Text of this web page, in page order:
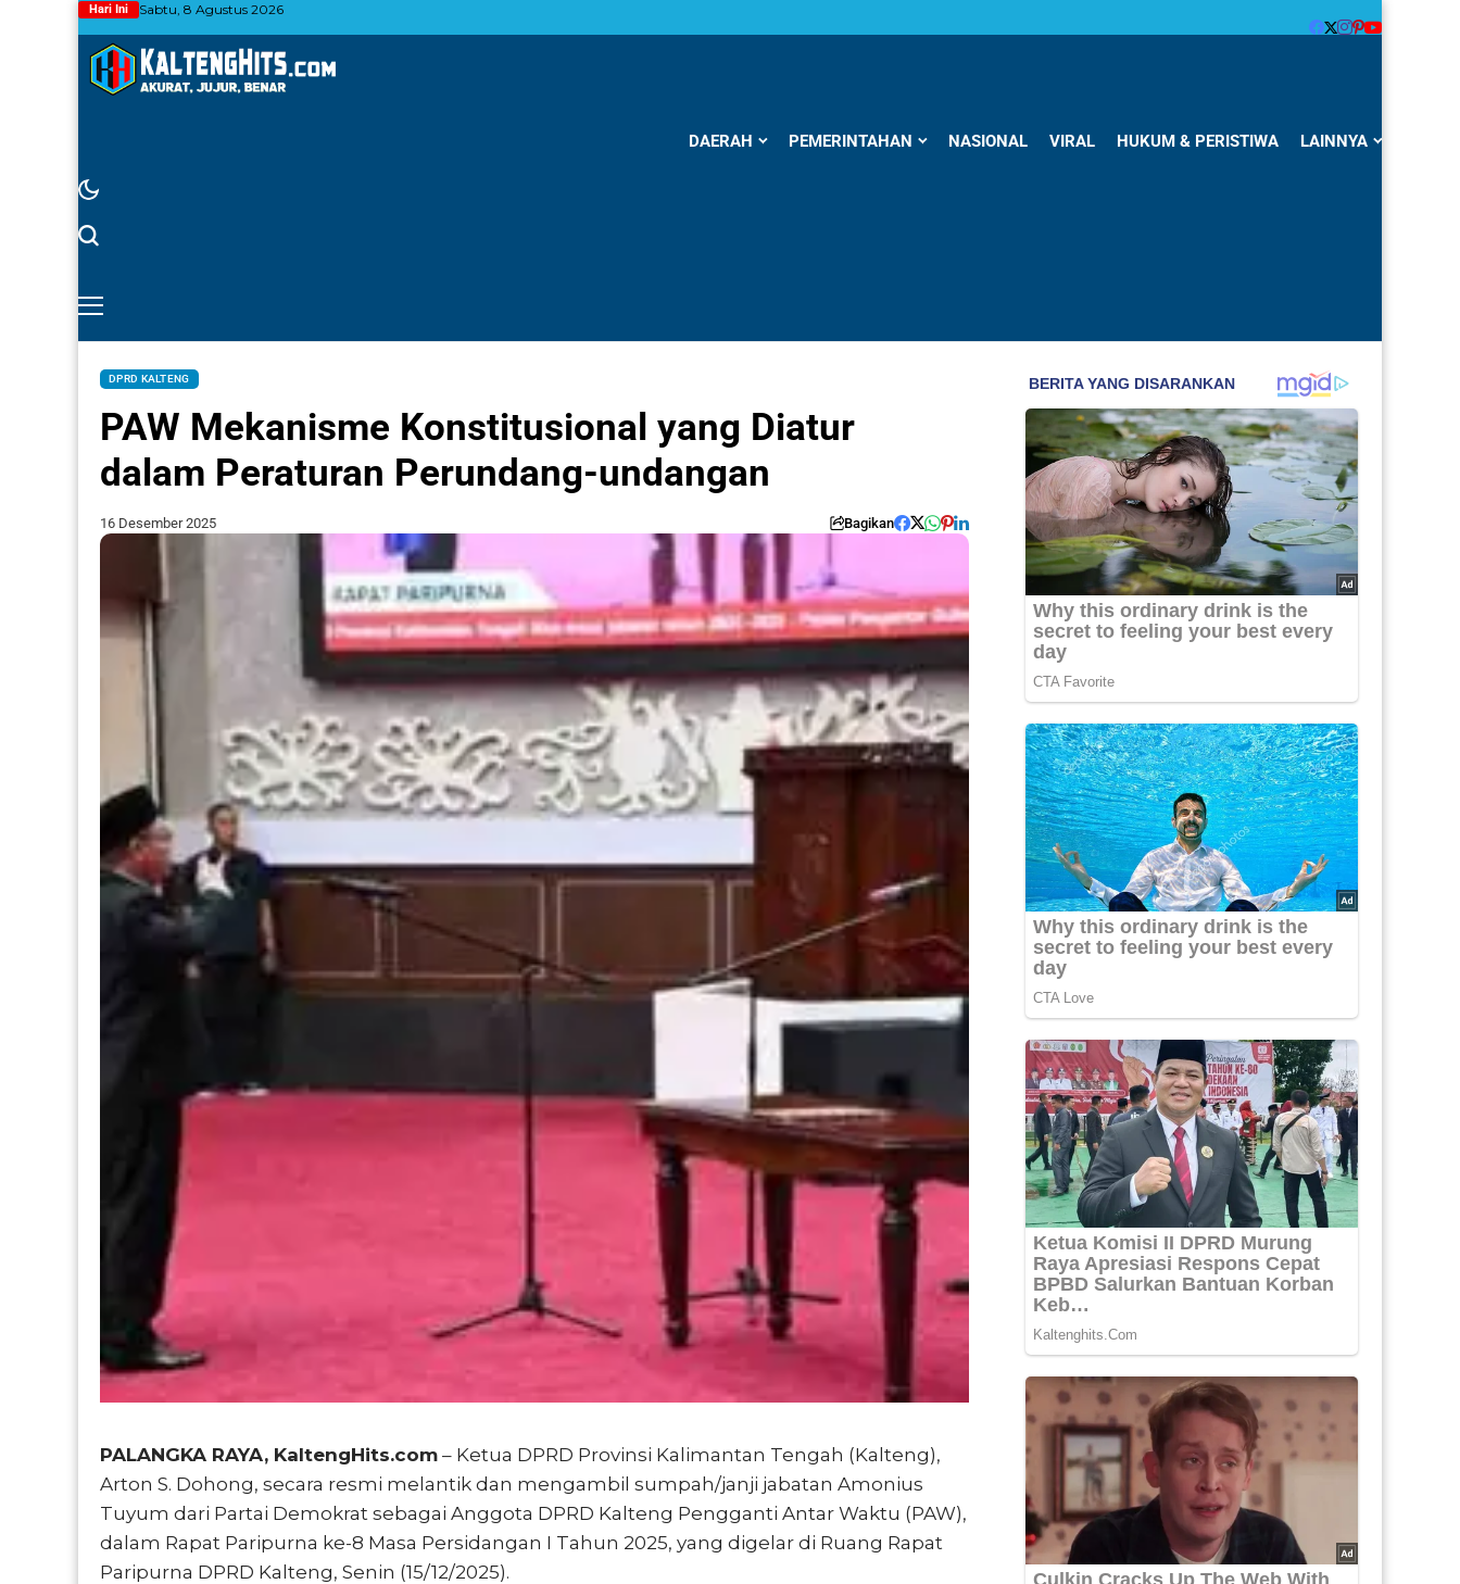
Hari Ini Sabtu, 8 Agustus 2026
DAERAH PEMERINTAHAN NASIONAL VIRAL HUKUM & PERISTIWA LAINNYA
DPRD KALTENG
PAW Mekanisme Konstitusional yang Diatur
dalam Peraturan Perundang-undangan
16 Desember 2025 Bagikan
PALANGKA RAYA, KaltengHits.com – Ketua DPRD Provinsi Kalimantan Tengah (Kalteng),
Arton S. Dohong, secara resmi melantik dan mengambil sumpah/janji jabatan Amonius
Tuyum dari Partai Demokrat sebagai Anggota DPRD Kalteng Pengganti Antar Waktu (PAW),
dalam Rapat Paripurna ke-8 Masa Persidangan I Tahun 2025, yang digelar di Ruang Rapat
Paripurna DPRD Kalteng, Senin (15/12/2025).